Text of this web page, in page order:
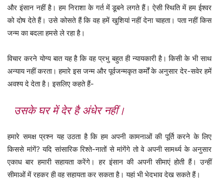
और इंसान नहीं है। हम निराशा के गर्त में डूबने लगते हैं। ऐसी स्थिति में हम ईश्वर
को दोष देते हैं। उसे कोसते हैं कि वह हमें खुशियां नहीं देना चाहता। पता नहीं किस
जन्म का बदला हमसे ले रहा है।
विचार करने योग्य बात यह है कि वह प्रभु बहुत ही न्यायकारी है। किसी के भी साथ
अन्याय नहीं करता। हमारे इस जन्म और पूर्वजन्मकृत कर्मों के अनुसार देर-सवेर हमें
अवश्य दे देता है। इसलिए कहते हैं-
उसके घर में देर है अंधेर नहीं।
हमारे समक्ष प्रश्न यह उठता है कि हम अपनी कामनाओं की पूर्ति करने के लिए
किससे मांगें? यदि सांसारिक रिश्ते-नातों से मांगेंगे तो वे अपनी सामर्थ्य के अनुसार
एकाध बार हमारी सहायता करेंगे। हर इंसान की अपनी सीमाएं होती हैं। उन्हीं
सीमाओं में रहकर ही वह सहायता कर सकता है। यहां भी भेदभाव देख सकते हैं।